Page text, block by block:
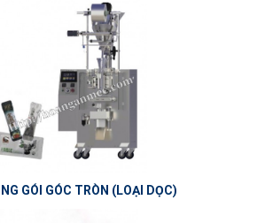
GÓI GÓC TRÒN (LOẠI DỌC)